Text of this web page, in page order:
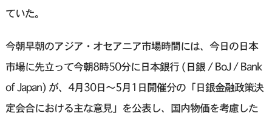
ていた。
今朝早朝のアジア・オセアニア市場時間には、今日の日本
市場に先立って今朝8時50分に日本銀行 (日銀 / BoJ / Bank
of Japan) が、4月30日〜5月1日開催分の「日銀金融政策決
定会合における主な意見」を公表し、国内物価を考慮した